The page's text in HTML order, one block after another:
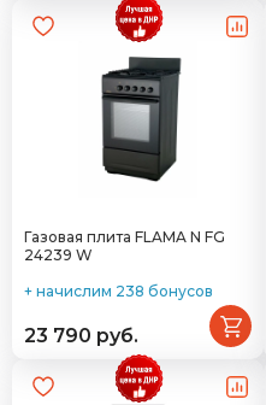
Газовая плита FLAMA N FG
24239 W
+ начислим 238 бонусов
23 790 руб.